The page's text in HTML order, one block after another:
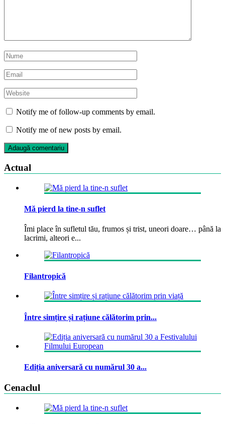
Notify me of follow-up comments by email.
Notify me of new posts by email.
Actual
Mă pierd la tine-n suflet
Îmi place în sufletul tău, frumos și trist, uneori doare… până la
lacrimi, alteori e...
Filantropică
Între simțire și rațiune călătorim prin...
Ediția aniversară cu numărul 30 a...
Cenaclul